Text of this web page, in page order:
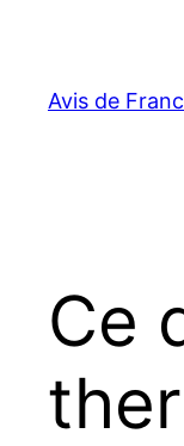
contenu
Avis de
Ce